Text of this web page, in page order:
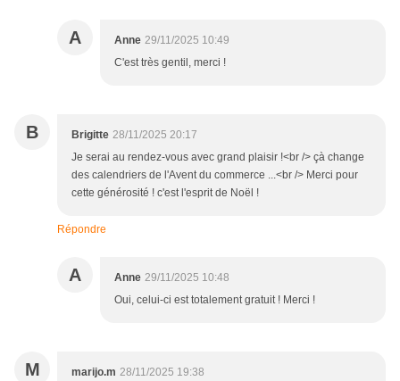
A Anne 29/11/2025 10:49
C'est très gentil, merci !
B Brigitte 28/11/2025 20:17
Je serai au rendez-vous avec grand plaisir !<br /> çà change
des calendriers de l'Avent du commerce ...<br /> Merci pour
cette générosité ! c'est l'esprit de Noël !
Répondre
A Anne 29/11/2025 10:48
Oui, celui-ci est totalement gratuit ! Merci !
M marijo.m 28/11/2025 19:38